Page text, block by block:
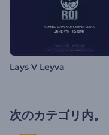
Lays V Leyva
次のカテゴリ内。